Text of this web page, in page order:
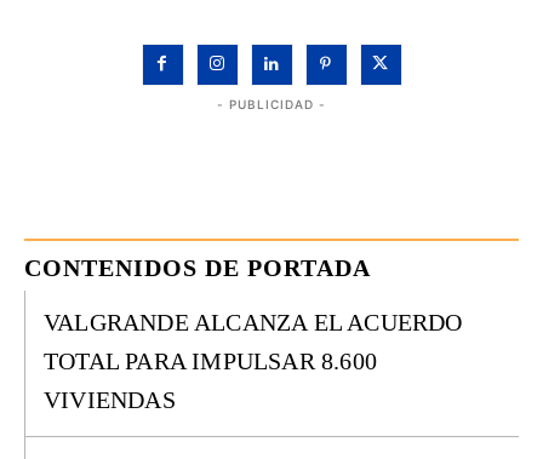
- PUBLICIDAD -
CONTENIDOS DE PORTADA
VALGRANDE ALCANZA EL ACUERDO
TOTAL PARA IMPULSAR 8.600
VIVIENDAS